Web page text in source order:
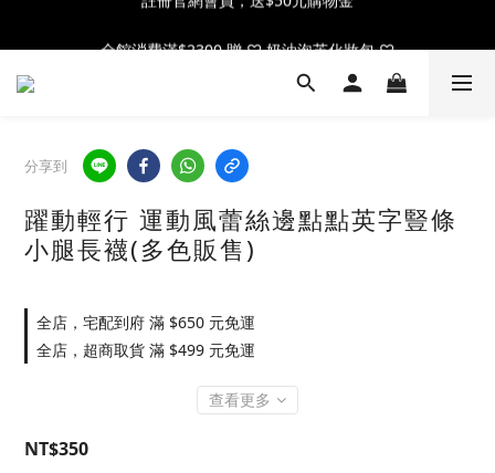
全館消費滿$2300 贈 ♡ 奶油泡芙化妝包 ♡
分享到
躍動輕行 運動風蕾絲邊點點英字豎條
小腿長襪(多色販售)
全店，宅配到府 滿 $650 元免運
全店，超商取貨 滿 $499 元免運
查看更多
NT$350